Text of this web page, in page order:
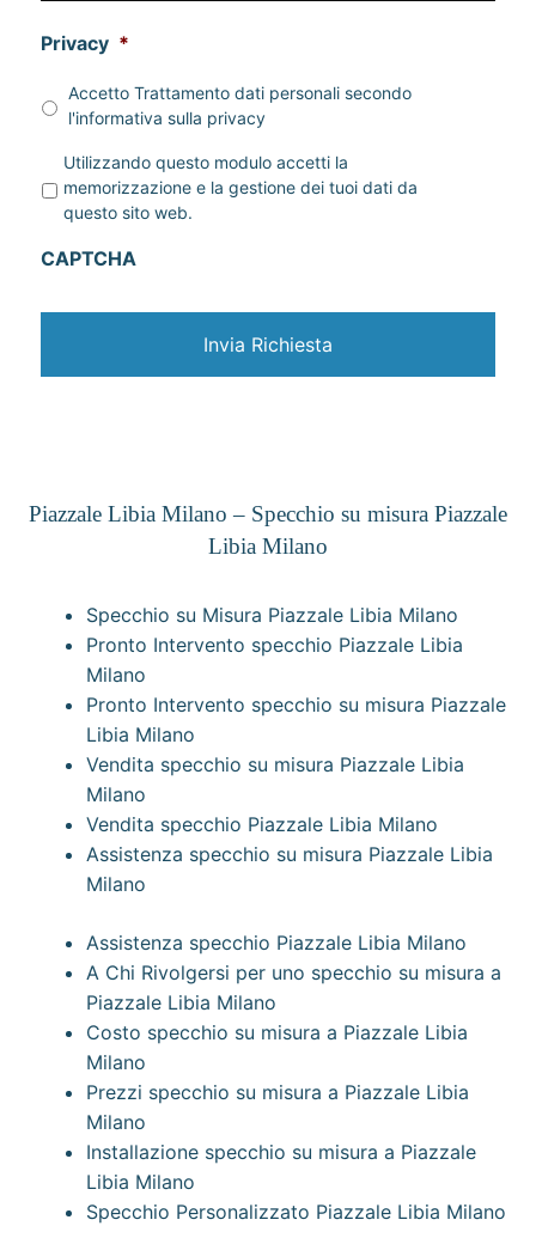
Privacy *
Accetto Trattamento dati personali secondo
l'informativa sulla privacy
r
a
Utilizzando questo modulo accetti la
memorizzazione e la gestione dei tuoi dati da
questo sito web.
CAPTCHA
Piazzale Libia Milano – Specchio su misura Piazzale
Libia Milano
Specchio su Misura Piazzale Libia Milano
Pronto Intervento specchio Piazzale Libia
Milano
Pronto Intervento specchio su misura Piazzale
Libia Milano
Vendita specchio su misura Piazzale Libia
Milano
Vendita specchio Piazzale Libia Milano
Assistenza specchio su misura Piazzale Libia
Milano
Assistenza specchio Piazzale Libia Milano
A Chi Rivolgersi per uno specchio su misura a
Piazzale Libia Milano
Costo specchio su misura a Piazzale Libia
Milano
Prezzi specchio su misura a Piazzale Libia
Milano
Installazione specchio su misura a Piazzale
Libia Milano
Specchio Personalizzato Piazzale Libia Milano